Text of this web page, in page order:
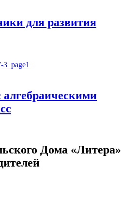
для развития
алгебраическими
Дома «Литера»